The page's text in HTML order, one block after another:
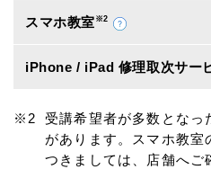
スマホ教室 ※2
iPhone / iPad 修理取次サー
受講希望者が多数となっ
があります。スマホ教室
つきましては、店舗へご